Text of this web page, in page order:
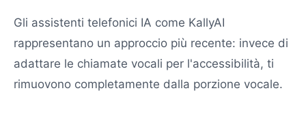
Gli assistenti telefonici IA come KallyAI
rappresentano un approccio più recente: invece di
adattare le chiamate vocali per l'accessibilità, ti
rimuovono completamente dalla porzione vocale.